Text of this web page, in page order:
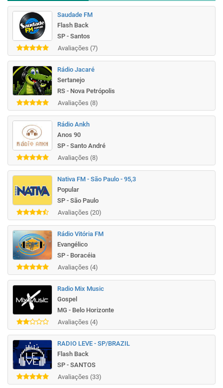
Saudade FM
Flash Back
SP - Santos
Avaliações (7)
Rádio Jacaré
Sertanejo
RS - Nova Petrópolis
Avaliações (8)
Rádio Ankh
Anos 90
SP - Santo André
Avaliações (8)
Nativa FM - São Paulo - 95,3
Popular
SP - São Paulo
Avaliações (20)
Rádio Vitória FM
Evangélico
SP - Boracéia
Avaliações (4)
Radio Mix Music
Gospel
MG - Belo Horizonte
Avaliações (4)
RADIO LEVE - SP/BRAZIL
Flash Back
SP - SANTOS
Avaliações (33)